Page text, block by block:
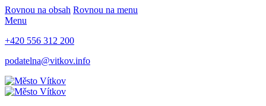
Rovnou na obsah Rovnou na menu
Menu
+420 556 312 200
podatelna@vitkov.info